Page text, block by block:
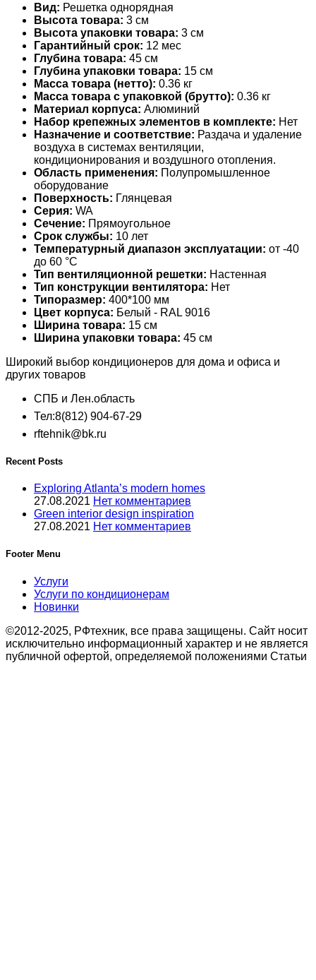
Вид: Решетка однорядная
Высота товара: 3 см
Высота упаковки товара: 3 см
Гарантийный срок: 12 мес
Глубина товара: 45 см
Глубина упаковки товара: 15 см
Масса товара (нетто): 0.36 кг
Масса товара с упаковкой (брутто): 0.36 кг
Материал корпуса: Алюминий
Набор крепежных элементов в комплекте: Нет
Назначение и соответствие: Раздача и удаление
воздуха в системах вентиляции,
кондиционирования и воздушного отопления.
Область применения: Полупромышленное
оборудование
Поверхность: Глянцевая
Серия: WA
Сечение: Прямоугольное
Срок службы: 10 лет
Температурный диапазон эксплуатации: от -40
до 60 °С
Тип вентиляционной решетки: Настенная
Тип конструкции вентилятора: Нет
Типоразмер: 400*100 мм
Цвет корпуса: Белый - RAL 9016
Ширина товара: 15 см
Ширина упаковки товара: 45 см
Широкий выбор кондиционеров для дома и офиса и
других товаров
СПБ и Лен.область
Тел:8(812) 904-67-29
rftehnik@bk.ru
Recent Posts
Exploring Atlanta’s modern homes
27.08.2021 Нет комментариев
Green interior design inspiration
27.08.2021 Нет комментариев
Footer Menu
Услуги
Услуги по кондиционерам
Новинки
©2012-2025, РФтехник, все права защищены. Сайт носит
исключительно информационный характер и не является
публичной офертой, определяемой положениями Статьи